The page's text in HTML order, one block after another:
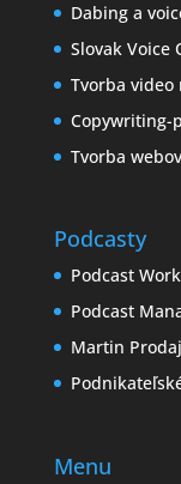
Dabing a
Slovak Voice
Tvorba video
Copywriting-
Tvorba
Podcasty
Podcast
Podcast
Martin
Menu